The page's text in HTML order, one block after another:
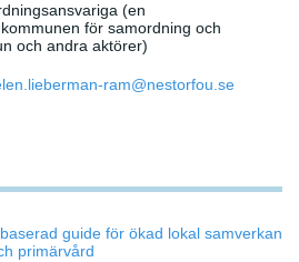
(en
för samordning och
och andra aktörer)
ram@nestorfou.se
guide för ökad lokal samverkan
primärvård